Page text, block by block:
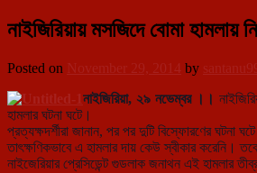
নাইজিরিয়ায় মসজিদে বোমা হামলায়
Posted on November 29, 2014 by
নাইজিরিয়া, ২৯ নভেম্বর ।।
হামলার ঘটনা ঘটে।
প্রত্যক্ষদর্শীরা জানান, পর পর দুটি বিস্ফোরণের
তাৎক্ষণিকভাবে এ হামলার দায় কেউ স্বীকার করেনি।
নাইজেরিয়ার প্রেসিডেন্ট গুডলাক জনাথন এই হামলার তীব্র